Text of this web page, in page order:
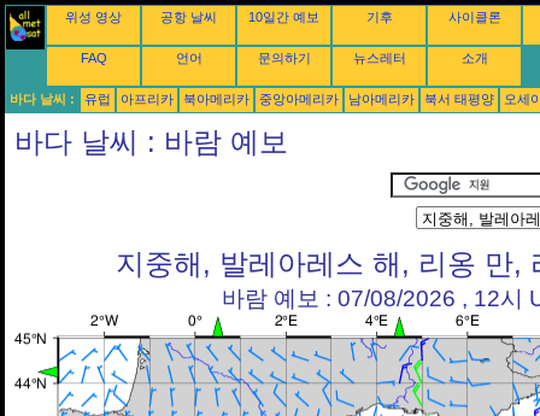
위성 영상 공항 날씨 10일간 예보 기후 사이클론
FAQ 언어 문의하기 뉴스레터 소개
바다 날씨 : 유럽 아프리카 북아메리카 중앙아메리카 남아메리카 북서 태평양 오세
바다 날씨 : 바람 예보
지중해, 발레아레스 해, 리옹 만,
바람 예보 : 07/08/2026 , 12시